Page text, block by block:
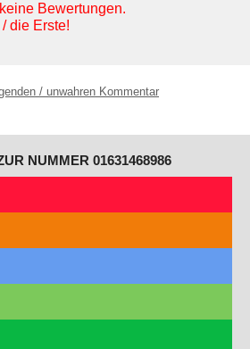
Bewertungen.
die Erste!
/ unwahren Kommentar
NUMMER 01631468986